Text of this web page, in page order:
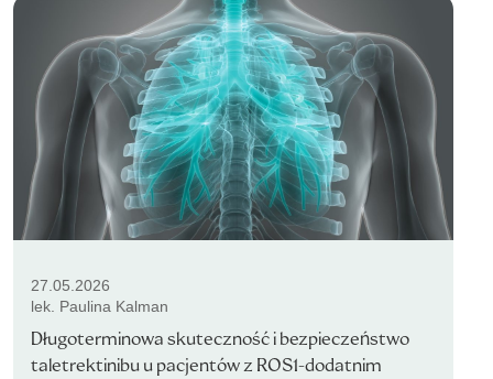
27.05.2026
lek. Paulina Kalman
Długoterminowa skuteczność i bezpieczeństwo
taletrektinibu u pacjentów z ROS1-dodatnim